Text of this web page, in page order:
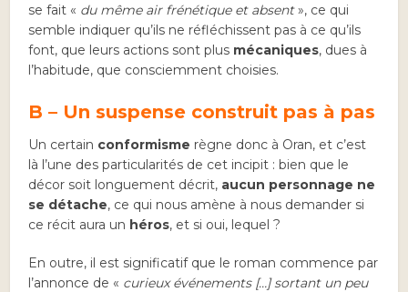
se fait « du même air frénétique et absent», ce qui
semble indiquer qu’ils ne réfléchissent pas à ce qu’ils
font, que leurs actions sont plus mécaniques, dues à
l’habitude, que consciemment choisies.
B – Un suspense construit pas à pas
Un certain conformisme règne donc à Oran, et c’est
là l’une des particularités de cet incipit : bien que le
décor soit longuement décrit, aucun personnage ne
se détache, ce qui nous amène à nous demander si
ce récit aura un héros, et si oui, lequel ?
En outre, il est significatif que le roman commence par
l’annonce de « curieux événements […] sortant un peu